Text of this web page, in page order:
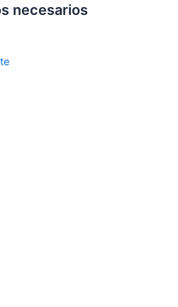
necesarios